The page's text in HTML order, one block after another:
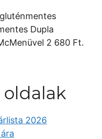
Dupla
2 680 Ft.
oldalak
2026